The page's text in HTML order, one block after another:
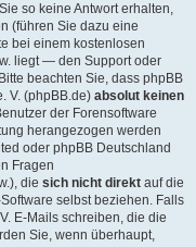
so keine Antwort erhalten,
(führen Sie dazu eine
bei einem kostenlosen
liegt — den Support oder
beachten Sie, dass phpBB
V. (phpBB.de) absolut keinen
der Forensoftware
herangezogen werden
oder phpBB Deutschland
Fragen
die sich nicht direkt auf die
selbst beziehen. Falls
E-Mails schreiben, die die
Sie, wenn überhaupt,